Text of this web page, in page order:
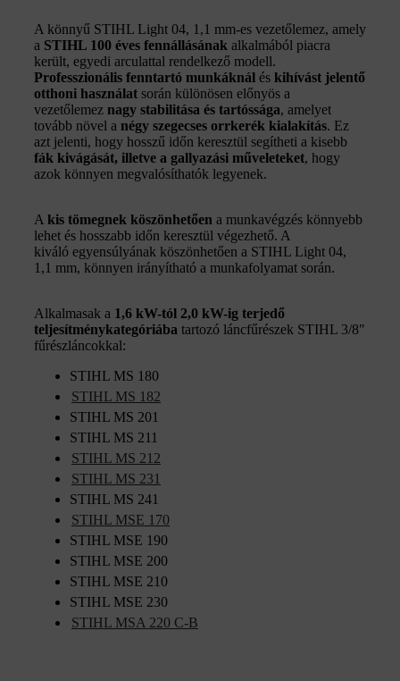
A könnyű STIHL Light 04, 1,1 mm-es vezetőlemez, amely
a STIHL 100 éves fennállásának alkalmából piacra
került, egyedi arculattal rendelkező modell.
Professzionális fenntartó munkáknál és kihívást jelentő
otthoni használat során különösen előnyös a
vezetőlemez nagy stabilitása és tartóssága, amelyet
tovább növel a négy szegecses orrkerék kialakítás. Ez
azt jelenti, hogy hosszű időn keresztül segítheti a kisebb
fák kivágását, illetve a gallyazási műveleteket, hogy
azok könnyen megvalósíthatók legyenek.
A kis tömegnek köszönhetően a munkavégzés könnyebb
lehet és hosszabb időn keresztül végezhető. A
kiváló egyensúlyának köszönhetően a STIHL Light 04,
1,1 mm, könnyen irányítható a munkafolyamat során.
Alkalmasak a 1,6 kW-tól 2,0 kW-ig terjedő
teljesítménykategóriába tartozó láncfűrészek STIHL 3/8"
fűrészláncokkal:
STIHL MS 180
STIHL MS 182
STIHL MS 201
STIHL MS 211
STIHL MS 212
STIHL MS 231
STIHL MS 241
STIHL MSE 170
STIHL MSE 190
STIHL MSE 200
STIHL MSE 210
STIHL MSE 230
STIHL MSA 220 C-B